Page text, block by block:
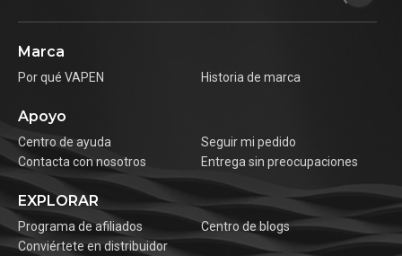
Marca
Por qué VAPEN Historia de marca
Apoyo
Centro de ayuda
Seguir mi pedido
Contacta con nosotros
Entrega sin preocupaciones
EXPLORAR
Programa de afiliados
Centro de blogs
Conviértete en distribuidor